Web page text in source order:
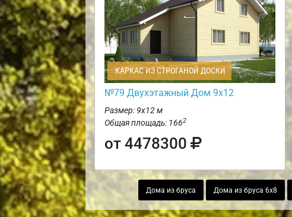
КАРКАС ИЗ СТРОГАНОЙ ДОСКИ
№79 Двухэтажный Дом 9х12
Размер: 9х12 м
Общая площадь: 1662
от 4478300
Дома из бруса Дома из бруса 6х8